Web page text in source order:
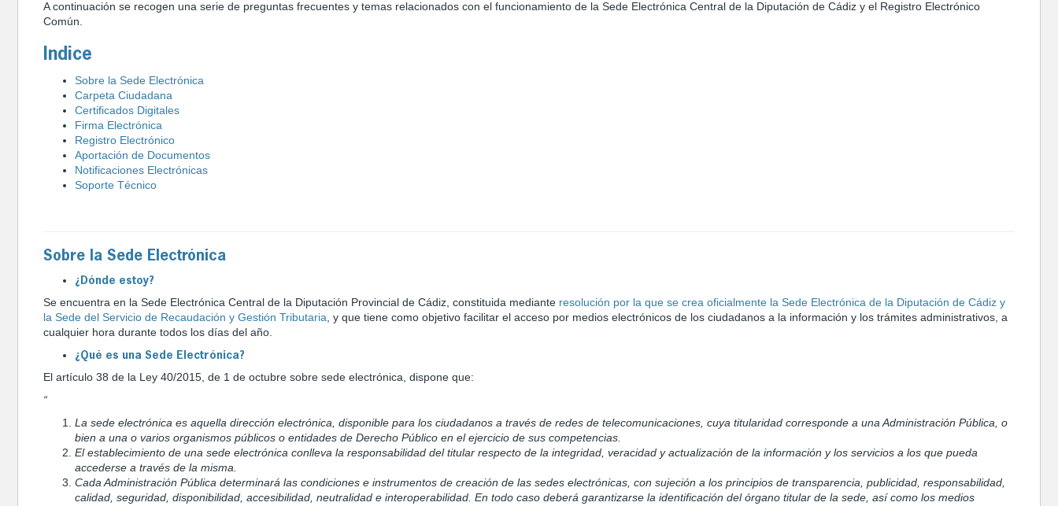
A continuación se recogen una serie de preguntas frecuentes y temas relacionados con el funcionamiento de la Sede Electrónica Central de la Diputación de Cádiz y el Registro Electrónico
Común.
Indice
Sobre la Sede Electrónica
Carpeta Ciudadana
Certificados Digitales
Firma Electrónica
Registro Electrónico
Aportación de Documentos
Notificaciones Electrónicas
Soporte Técnico
Sobre la Sede Electrónica
¿Dónde estoy?
Se encuentra en la Sede Electrónica Central de la Diputación Provincial de Cádiz, constituida mediante resolución por la que se crea oficialmente la Sede Electrónica de la Diputación de Cádiz y
la Sede del Servicio de Recaudación y Gestión Tributaria, y que tiene como objetivo facilitar el acceso por medios electrónicos de los ciudadanos a la información y los trámites administrativos, a
cualquier hora durante todos los días del año.
¿Qué es una Sede Electrónica?
El artículo 38 de la Ley 40/2015, de 1 de octubre sobre sede electrónica, dispone que:
“
La sede electrónica es aquella dirección electrónica, disponible para los ciudadanos a través de redes de telecomunicaciones, cuya titularidad corresponde a una Administración Pública, o
bien a una o varios organismos públicos o entidades de Derecho Público en el ejercicio de sus competencias.
El establecimiento de una sede electrónica conlleva la responsabilidad del titular respecto de la integridad, veracidad y actualización de la información y los servicios a los que pueda
accederse a través de la misma.
Cada Administración Pública determinará las condiciones e instrumentos de creación de las sedes electrónicas, con sujeción a los principios de transparencia, publicidad, responsabilidad,
calidad, seguridad, disponibilidad, accesibilidad, neutralidad e interoperabilidad. En todo caso deberá garantizarse la identificación del órgano titular de la sede, así como los medios